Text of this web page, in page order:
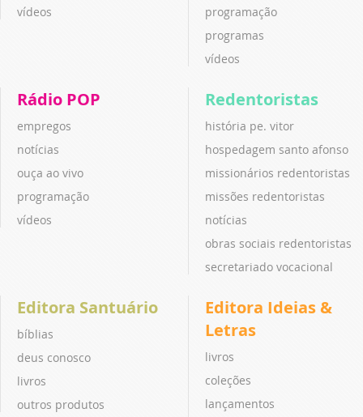
vídeos
programação
programas
vídeos
Rádio POP
empregos
notícias
ouça ao vivo
programação
vídeos
Redentoristas
história pe. vitor
hospedagem santo afonso
missionários redentoristas
missões redentoristas
notícias
obras sociais redentoristas
secretariado vocacional
Editora Santuário
bíblias
deus conosco
livros
outros produtos
Editora Ideias &
Letras
livros
coleções
lançamentos